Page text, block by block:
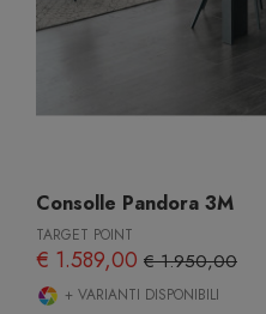
Consolle Pandora 3M
TARGET POINT
€ 1.589,00 € 1.950,00
+ VARIANTI DISPONIBILI